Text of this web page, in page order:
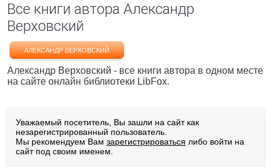
Все книги автора Александр
Верховский
АЛЕКСАНДР ВЕРХОВСКИЙ
Александр Верховский - все книги автора в одном месте
на сайте онлайн библиотеки LibFox.
Уважаемый посетитель, Вы зашли на сайт как
незарегистрированный пользователь.
Мы рекомендуем Вам зарегистрироваться либо войти на
сайт под своим именем.